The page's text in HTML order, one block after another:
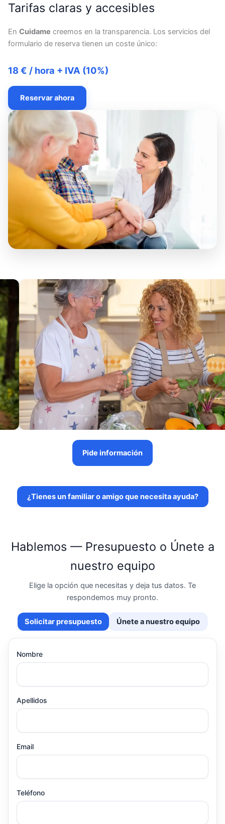
Tarifas claras y accesibles
En Cuidame creemos en la transparencia. Los servicios del
formulario de reserva tienen un coste único:
18 € / hora + IVA (10%)
Reservar ahora
Pide información
¿Tienes un familiar o amigo que necesita ayuda?
Hablemos — Presupuesto o Únete a
nuestro equipo
Elige la opción que necesitas y deja tus datos. Te
respondemos muy pronto.
Solicitar presupuesto Únete a nuestro equipo
Nombre
Apellidos
Email
Teléfono